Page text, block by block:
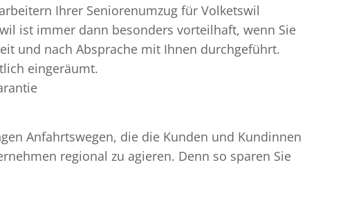
Ihrer Seniorenumzug für Volketswil
ist immer dann besonders vorteilhaft, wenn Sie
und nach Absprache mit Ihnen durchgeführt.
eingeräumt.
Anfahrtswegen, die die Kunden und Kundinnen
regional zu agieren. Denn so sparen Sie